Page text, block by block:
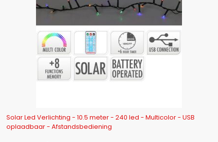
Solar Led Verlichting - 10.5 meter - 240 led - Multicolor - USB
oplaadbaar - Afstandsbediening